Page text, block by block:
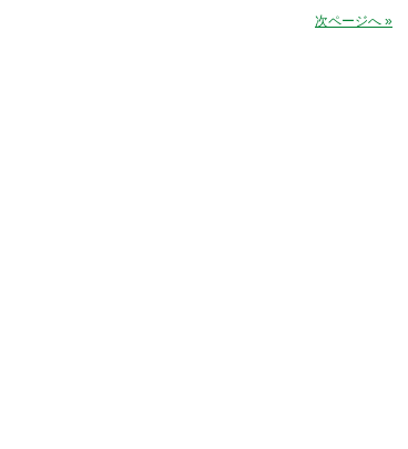
次ページへ »